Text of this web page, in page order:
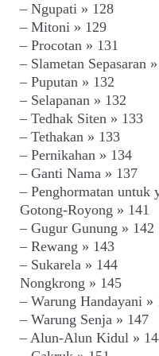
– Ngupati » 128
– Mitoni » 129
– Procotan » 131
– Slametan Sepasaran
– Puputan » 132
– Selapanan » 132
– Tedhak Siten » 133
– Tethakan » 133
– Pernikahan » 134
– Ganti Nama » 137
– Penghormatan untuk
Gotong-Royong » 141
– Gugur Gunung » 142
– Rewang » 143
– Sukarela » 144
Nongkrong » 145
– Warung Handayani »
– Warung Senja » 147
– Alun-Alun Kidul »